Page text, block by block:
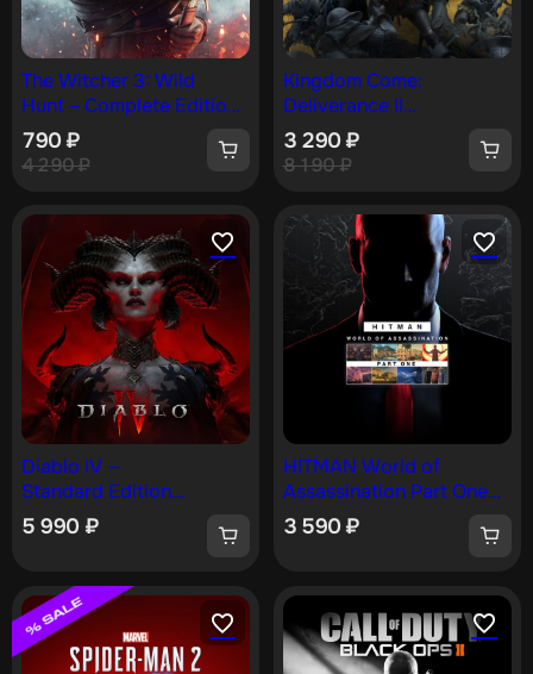
The Witcher 3: Wild
Hunt – Complete Edition
[PS4, PS5]
4 290₽
790₽
Kingdom Come:
Deliverance II
Royal Edition [PS5]
8 190₽
3 290₽
Diablo IV —
Standard Edition
[PS4, PS5]
5 990 ₽
HITMAN World of
Assassination Part One
[PS4, PS5]
3 590₽